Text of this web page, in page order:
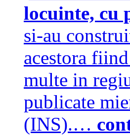
locuinte, cu
si-au
acestora
multe in
publicate
(INS).…